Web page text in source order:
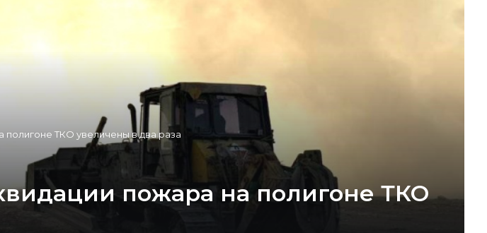
ТКО увеличены в два раза
пожара на полигоне ТКО